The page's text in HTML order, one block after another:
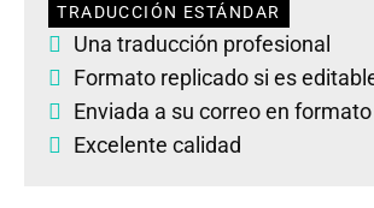
TRADUCCIÓN ESTÁNDAR
Una traducción profesional
Formato replicado si es
Enviada a su correo en
Excelente calidad